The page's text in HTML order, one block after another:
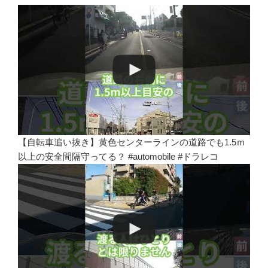
【自転車追い抜き】黄色センターラインの道路でも1.5ｍ
以上の安全間隔守ってる？ #automobile #ドラレコ